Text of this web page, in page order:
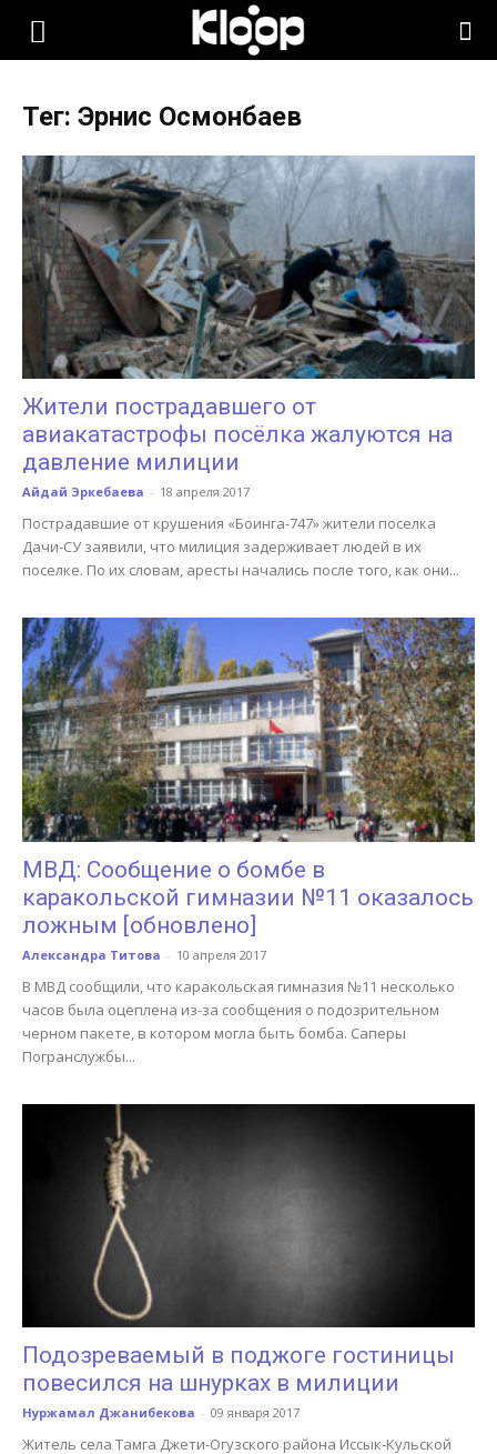
KLOOP.KG
Новости
Кыргызстана
Тег: Эрнис Осмонбаев
Жители пострадавшего от
авиакатастрофы посёлка жалуются на
давление милиции
Айдай Эркебаева - 18 апреля 2017
Пострадавшие от крушения «Боинга-747» жители поселка
Дачи-СУ заявили, что милиция задерживает людей в их
поселке. По их словам, аресты начались после того, как они...
МВД: Сообщение о бомбе в
каракольской гимназии №11 оказалось
ложным [обновлено]
Александра Титова - 10 апреля 2017
В МВД сообщили, что каракольская гимназия №11 несколько
часов была оцеплена из-за сообщения о подозрительном
черном пакете, в котором могла быть бомба. Саперы
Погранслужбы...
Подозреваемый в поджоге гостиницы
повесился на шнурках в милиции
Нуржамал Джанибекова - 09 января 2017
Житель села Тамга Джети-Огузского района Иссык-Кульской